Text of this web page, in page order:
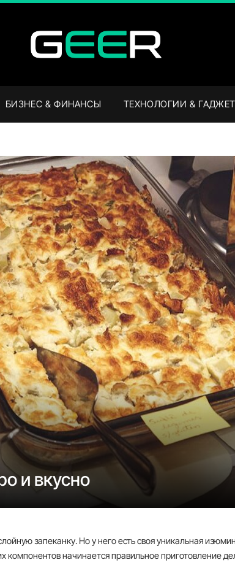
БИЗНЕС & ФИНАНСЫ ТЕХНОЛОГИИ &
и вкусно
запеканку. Но у него есть своя уникальная
компонентов начинается правильное приготовление